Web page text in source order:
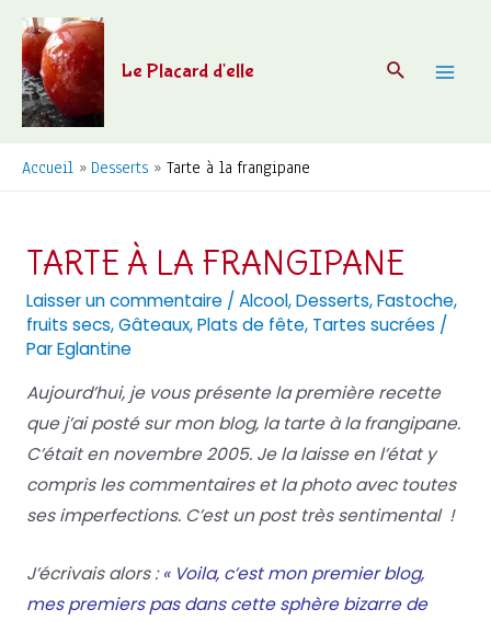
Aller
contenu
Le Placard d'elle
Accueil Desserts Tarte à la frangipane
TARTE À LA FRANGIPANE
Laisser un commentaire /Alcool,Desserts,Fastoche,
fruits secs,Gâteaux,Plats de fête, Tartes sucrées /
ParEglantine
Aujourd’hui, je vous présente la première recette
que j’ai posté sur mon blog, la tarte à la frangipane.
C’était en novembre 2005. Je la laisse en l’état y
compris les commentaires et la photo avec toutes
ses imperfections. C’est un post très sentimental !
J’écrivais alors : « Voila, c’est mon premier blog,
mes premiers pas dans cette sphère bizarre de